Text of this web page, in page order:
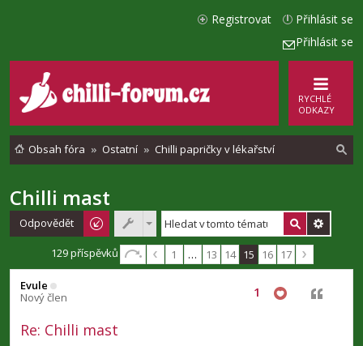
Přihlásit se
Přihlásit se
Registrovat
RYCHLÉ
ODKAZY
Obsah fóra Ostatní Chilli papričky v lékařství
Chilli mast
Odpovědět
129 příspěvků 1 … 13 14 15 16 17
Evule
Nový člen
Re: Chilli mast
1 Citovat